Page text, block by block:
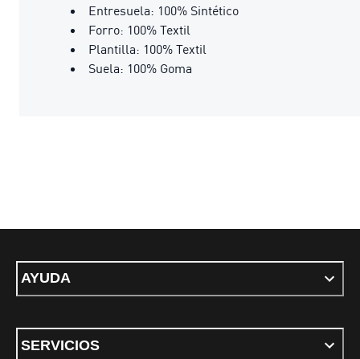
Entresuela: 100% Sintético
Forro: 100% Textil
Plantilla: 100% Textil
Suela: 100% Goma
AYUDA
SERVICIOS